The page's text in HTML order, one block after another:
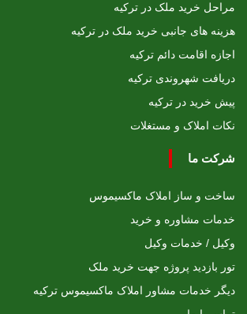
مراحل خرید ملک در ترکیه
هزینه های جانبی خرید ملک در ترکیه
اجازه اقامت دائم ترکیه
دریافت شهروندی ترکیه
پیش خرید در ترکیه
نکات املاک و مستغلات
شرکت ما
ساخت و ساز املاک ماکسیموس
خدمات مشاوره و خرید
وکیل / خدمات وکیل
تور بازدید پروژه جهت خرید ملک
دیگر خدمات مشاور املاک ماکسیموس ترکیه